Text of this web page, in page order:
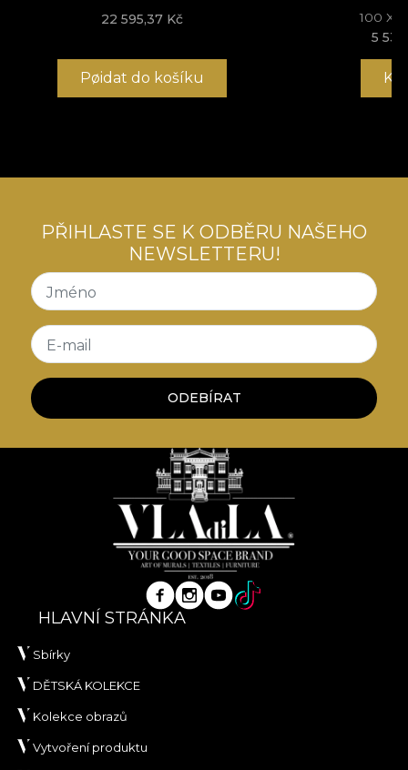
22 595,37 Kč
Pøidat do košíku
100 X
5
PŘIHLASTE SE K ODBĚRU NAŠEHO
NEWSLETTERU!
Jméno
E-mail
ODEBÍRAT
HLAVNÍ STRÁNKA
Sbírky
DĚTSKÁ KOLEKCE
Kolekce obrazů
Vytvoření produktu